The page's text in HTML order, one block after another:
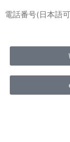
電話番号(日本語